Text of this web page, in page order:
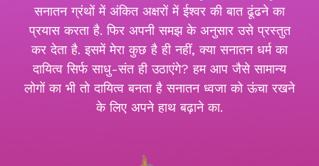
सनातन ग्रंथों में अंकित अक्षरों में ईश्वर की बात ढूंढने का
प्रयास करता है. फिर अपनी समझ के अनुसार उसे प्रस्तुत
कर देता है. इसमें मेरा कुछ है ही नहीं, क्या सनातन धर्म का
दायित्व सिर्फ साधु-संत ही उठाएंगे? हम आप जैसे सामान्य
लोगों का भी तो दायित्व बनता है सनातन ध्वजा को ऊंचा रखने
के लिए अपने हाथ बढ़ाने का.